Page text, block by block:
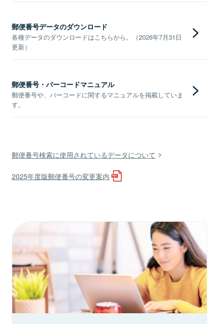
郵便番号データのダウンロード
各種データのダウンロードはこちらから。（2026年7月31日
更新）
郵便番号・バーコードマニュアル
郵便番号や、バーコードに関するマニュアルを掲載していま
す。
郵便番号検索に使用されているデータについて
2025年度版郵便番号の変更案内